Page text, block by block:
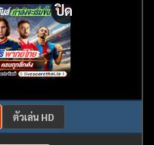
ปิด
ตัวเล่น HD